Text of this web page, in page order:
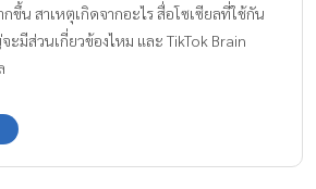
ขึ้น สาเหตุเกิดจากอะไร สื่อโซเซียลที่ใช้กัน
มีส่วนเกี่ยวข้องไหม และ TikTok Brain